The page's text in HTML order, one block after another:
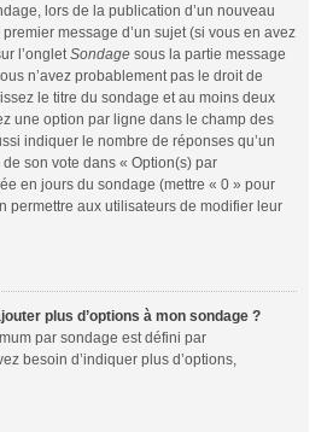
lors de la publication d’un nouveau
message d’un sujet (si vous en avez
l’onglet Sondage sous la partie message
n’avez probablement pas le droit de
le titre du sondage et au moins deux
une option par ligne dans le champ des
indiquer le nombre de réponses qu’un
son vote dans « Option(s) par
en jours du sondage (mettre « 0 » pour
permettre aux utilisateurs de modifier leur
plus d’options à mon sondage ?
par sondage est défini par
besoin d’indiquer plus d’options,